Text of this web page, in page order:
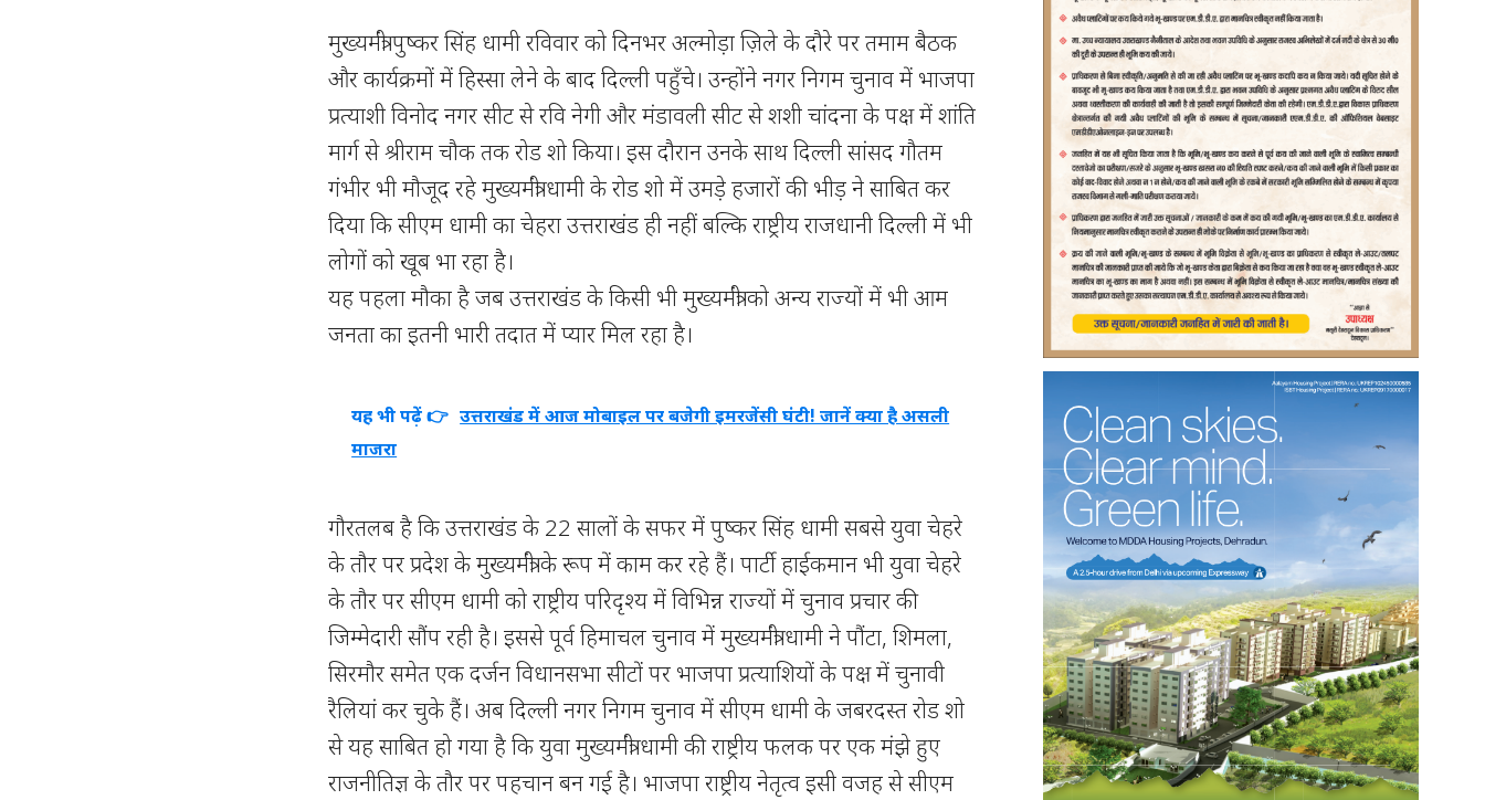
मुख्यमंत्री पुष्कर सिंह धामी रविवार को दिनभर अल्मोड़ा ज़िले के दौरे पर तमाम बैठक
और कार्यक्रमों में हिस्सा लेने के बाद दिल्ली पहुँचे। उन्होंने नगर निगम चुनाव में भाजपा
प्रत्याशी विनोद नगर सीट से रवि नेगी और मंडावली सीट से शशी चांदना के पक्ष में शांति
मार्ग से श्रीराम चौक तक रोड शो किया। इस दौरान उनके साथ दिल्ली सांसद गौतम
गंभीर भी मौजूद रहे मुख्यमंत्री धामी के रोड शो में उमड़े हजारों की भीड़ ने साबित कर
दिया कि सीएम धामी का चेहरा उत्तराखंड ही नहीं बल्कि राष्ट्रीय राजधानी दिल्ली में भी
लोगों को खूब भा रहा है।
यह पहला मौका है जब उत्तराखंड के किसी भी मुख्यमंत्री को अन्य राज्यों में भी आम
जनता का इतनी भारी तदात में प्यार मिल रहा है।
यह भी पढ़ें 👉 उत्तराखंड में आज मोबाइल पर बजेगी इमरजेंसी घंटी! जानें क्या है असली
माजरा
गौरतलब है कि उत्तराखंड के 22 सालों के सफर में पुष्कर सिंह धामी सबसे युवा चेहरे
के तौर पर प्रदेश के मुख्यमंत्री के रूप में काम कर रहे हैं। पार्टी हाईकमान भी युवा चेहरे
के तौर पर सीएम धामी को राष्ट्रीय परिदृश्य में विभिन्न राज्यों में चुनाव प्रचार की
जिम्मेदारी सौंप रही है। इससे पूर्व हिमाचल चुनाव में मुख्यमंत्री धामी ने पौंटा, शिमला,
सिरमौर समेत एक दर्जन विधानसभा सीटों पर भाजपा प्रत्याशियों के पक्ष में चुनावी
रैलियां कर चुके हैं। अब दिल्ली नगर निगम चुनाव में सीएम धामी के जबरदस्त रोड शो
से यह साबित हो गया है कि युवा मुख्यमंत्री धामी की राष्ट्रीय फलक पर एक मंझे हुए
राजनीतिज्ञ के तौर पर पहचान बन गई है। भाजपा राष्ट्रीय नेतृत्व इसी वजह से सीएम